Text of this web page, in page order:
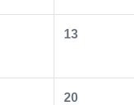
13
20